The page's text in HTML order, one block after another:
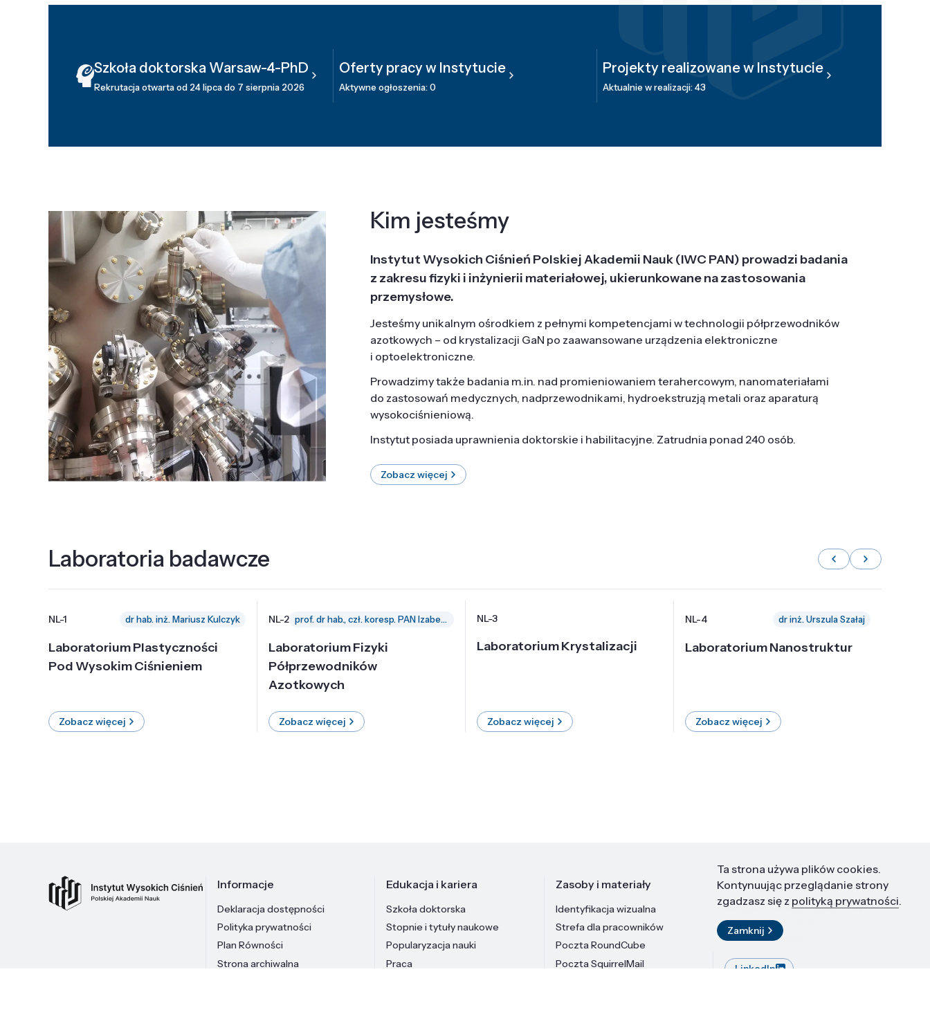
Szkoła doktorska Warsaw-4-PhD
Rekrutacja otwarta od 24 lipca do 7 sierpnia 2026
Oferty pracy w Instytucie
Aktywne ogłoszenia: 0
Projekty realizowane w Instytucie
Aktualnie w realizacji: 43
Kim jesteśmy
Instytut Wysokich Ciśnień Polskiej Akademii Nauk (IWC PAN) prowadzi badania
z zakresu fizyki i inżynierii materiałowej, ukierunkowane na zastosowania
przemysłowe.
Jesteśmy unikalnym ośrodkiem z pełnymi kompetencjami w technologii półprzewodników
azotkowych – od krystalizacji GaN po zaawansowane urządzenia elektroniczne
i optoelektroniczne.
Prowadzimy także badania m.in. nad promieniowaniem terahercowym, nanomateriałami
do zastosowań medycznych, nadprzewodnikami, hydroekstruzją metali oraz aparaturą
wysokociśnieniową.
Instytut posiada uprawnienia doktorskie i habilitacyjne. Zatrudnia ponad 240 osób.
Zobacz więcej
Laboratoria badawcze
NL-1 dr hab. inż. Mariusz Kulczyk
Laboratorium Plastyczności
Pod Wysokim Ciśnieniem
Zobacz więcej
NL-2 prof. dr hab., czł. koresp. PAN Izabella Grzegory
Laboratorium Fizyki
Półprzewodników
Azotkowych
Zobacz więcej
NL-3
Laboratorium Krystalizacji
Zobacz więcej
NL-4 dr inż. Urszula Szałaj
Laboratorium Nanostruktur
Zobacz więcej
Informacje
Deklaracja dostępności
Polityka prywatności
Plan Równości
Strona archiwalna
Edukacja i kariera
Szkoła doktorska
Stopnie i tytuły naukowe
Popularyzacja nauki
Praca
Zasoby i materiały
Identyfikacja wizualna
Strefa dla pracowników
Poczta RoundCube
Poczta SquirrelMail
Kontakt
Instytut Wysokich Ciśnień PAN
ul. Sokołowska 29/37
01-142 Warszawa
LinkedIn
Ta strona używa plików cookies.
Kontynuując przeglądanie strony
zgadzasz się z polityką prywatności.
Zamknij